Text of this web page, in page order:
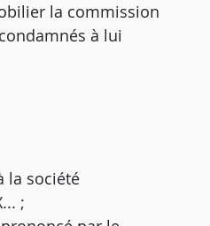
la commission
à lui
la société
;